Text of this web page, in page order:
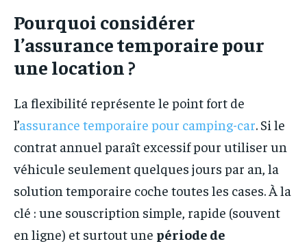
Pourquoi considérer
l’assurance temporaire pour
une location ?
La flexibilité représente le point fort de
l’assurance temporaire pour camping-car. Si le
contrat annuel paraît excessif pour utiliser un
véhicule seulement quelques jours par an, la
solution temporaire coche toutes les cases. À la
clé : une souscription simple, rapide (souvent
en ligne) et surtout une période de